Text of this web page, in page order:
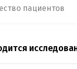
пациентов